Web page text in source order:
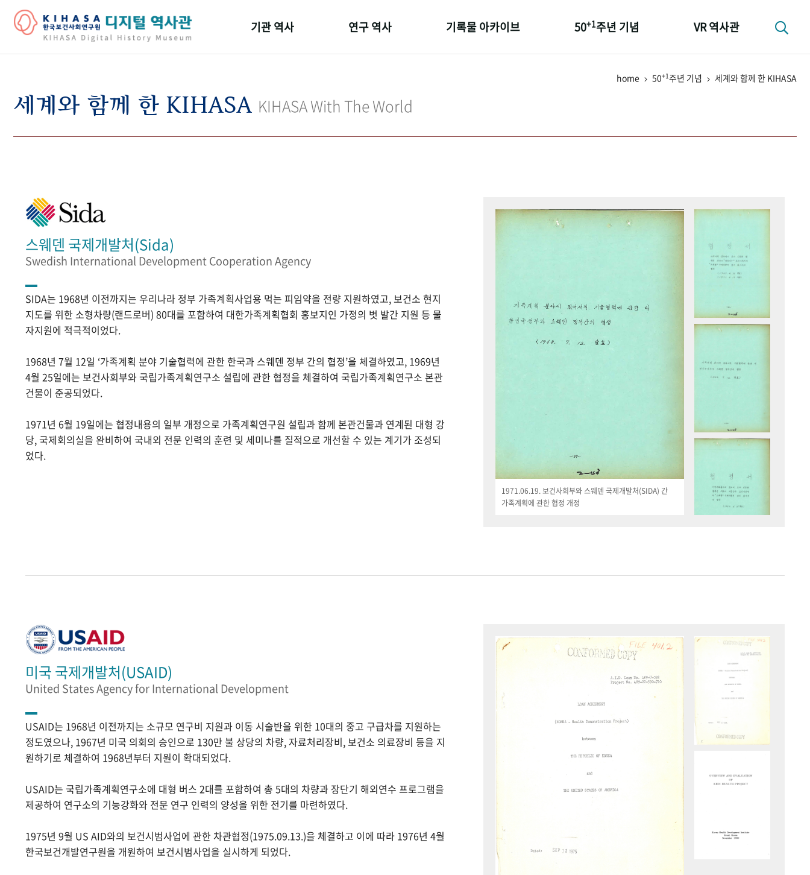
기관 역사 연구 역사
키워드로 보는 연구 역사
기록물 아카이브 50+1주년 기념
성과 50선
VR 역사관
home 50+1주년 기념 세계와 함께 한 KIHASA
세계와 함께 한 KIHASA KIHASA With The World
스웨덴 국제개발처(Sida)
Swedish International Development Cooperation Agency
SIDA는 1968년 이전까지는 우리나라 정부 가족계획사업용 먹는 피임약을 전량 지원하였고, 보건소 현지
지도를 위한 소형차량(랜드로버) 80대를 포함하여 대한가족계획협회 홍보지인 가정의 벗 발간 지원 등 물
자지원에 적극적이었다.
1968년 7월 12일 ‘가족계획 분야 기술협력에 관한 한국과 스웨덴 정부 간의 협정’을 체결하였고, 1969년
4월 25일에는 보건사회부와 국립가족계획연구소 설립에 관한 협정을 체결하여 국립가족계획연구소 본관
건물이 준공되었다.
1971년 6월 19일에는 협정내용의 일부 개정으로 가족계획연구원 설립과 함께 본관건물과 연계된 대형 강
당, 국제회의실을 완비하여 국내외 전문 인력의 훈련 및 세미나를 질적으로 개선할 수 있는 계기가 조성되
었다.
1971.06.19. 보건사회부와 스웨덴 국제개발처(SIDA) 간
가족계획에 관한 협정 개정
미국 국제개발처(USAID)
United States Agency for International Development
USAID는 1968년 이전까지는 소규모 연구비 지원과 이동 시술반을 위한 10대의 중고 구급차를 지원하는
정도였으나, 1967년 미국 의회의 승인으로 130만 불 상당의 차량, 자료처리장비, 보건소 의료장비 등을 지
원하기로 체결하여 1968년부터 지원이 확대되었다.
USAID는 국립가족계획연구소에 대형 버스 2대를 포함하여 총 5대의 차량과 장단기 해외연수 프로그램을
제공하여 연구소의 기능강화와 전문 연구 인력의 양성을 위한 전기를 마련하였다.
1975년 9월 US AID와의 보건시범사업에 관한 차관협정(1975.09.13.)을 체결하고 이에 따라 1976년 4월
한국보건개발연구원을 개원하여 보건시범사업을 실시하게 되었다.